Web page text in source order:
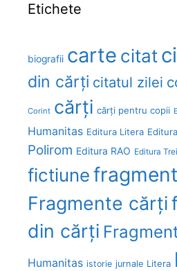
Etichete
biografii carte citat
din cărți citatul zilei
Corint cărți cărți pentru copii
Humanitas Editura Litera
Polirom Editura RAO Editura Trei
fictiunefragment
Fragmente cărți
din cărți
Humanitas istorie jurnale Litera